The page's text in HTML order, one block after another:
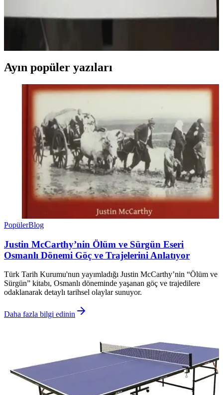
Multiblok linocut baskı, farklı kalıplarla renk ve ton katmanları
özellikle karmaşık figürlerde etkileyici sonuçlar ortaya çıkarır.
Ayın popüler yazıları
PopülerBlog
Justin McCarthy’nin Ölüm ve Sürgün Eseri
Osmanlı Dönemi Göç ve Trajelerini Anlatıyor
Türk Tarih Kurumu'nun yayımladığı Justin McCarthy’nin “Ölüm ve
Sürgün” kitabı, Osmanlı döneminde yaşanan göç ve trajedilere
odaklanarak detaylı tarihsel olaylar sunuyor.
Daha fazla bilgi edinin